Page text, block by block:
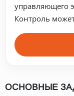
управляющего
Контроль
ОСНОВНЫЕ